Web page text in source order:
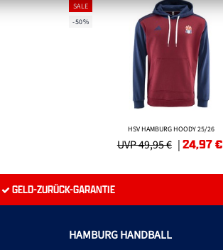
SALE
-50%
HSV HAMBURG HOODY 25/26
UVP 49,95 € |24,97€
GELD-ZURÜCK-GARANTIE
HAMBURG HANDBALL